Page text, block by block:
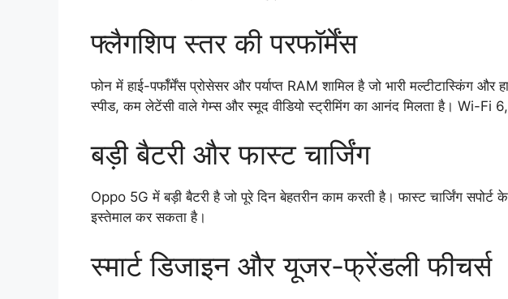
फ्लैगशिप स्तर की परफॉर्मेंस
फोन में हाई-पर्फॉर्मेंस प्रोसेसर और पर्याप्त RAM शामिल है जो भारी
स्पीड, कम लेटेंसी वाले गेम्स और स्मूद वीडियो स्ट्रीमिंग का आनंद मिलता है। Wi-
बड़ी बैटरी और फास्ट चार्जिंग
Oppo 5G में बड़ी बैटरी है जो पूरे दिन बेहतरीन काम करती है। फास्ट चार्जिंग
इस्तेमाल कर सकता है।
स्मार्ट डिजाइन और यूजर-फ्रेंडली फीचर्स